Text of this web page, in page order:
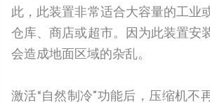
此，此装置非常适合大容量的工业
仓库、商店或超市。因为此装置安
会造成地面区域的杂乱。
激活“自然制冷”功能后，压缩机不